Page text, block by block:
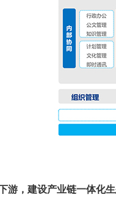
游，建设产业链一体化